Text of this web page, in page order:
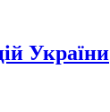
України